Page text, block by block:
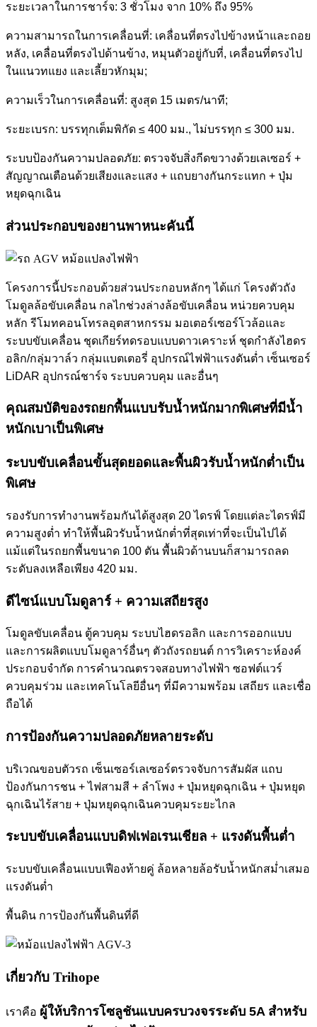
ระยะเวลาในการชาร์จ: 3 ชั่วโมง จาก 10% ถึง 95%
ความสามารถในการเคลื่อนที่: เคลื่อนที่ตรงไปข้างหน้าและถอย
หลัง, เคลื่อนที่ตรงไปด้านข้าง, หมุนตัวอยู่กับที่, เคลื่อนที่ตรงไป
ในแนวทแยง และเลี้ยวหักมุม;
ความเร็วในการเคลื่อนที่: สูงสุด 15 เมตร/นาที;
ระยะเบรก: บรรทุกเต็มพิกัด ≤ 400 มม., ไม่บรรทุก ≤ 300 มม.
ระบบป้องกันความปลอดภัย: ตรวจจับสิ่งกีดขวางด้วยเลเซอร์ +
สัญญาณเตือนด้วยเสียงและแสง + แถบยางกันกระแทก + ปุ่ม
หยุดฉุกเฉิน
ส่วนประกอบของยานพาหนะคันนี้
โครงการนี้ประกอบด้วยส่วนประกอบหลักๆ ได้แก่ โครงตัวถัง
โมดูลล้อขับเคลื่อน กลไกช่วงล่างล้อขับเคลื่อน หน่วยควบคุม
หลัก รีโมทคอนโทรลอุตสาหกรรม มอเตอร์เซอร์โวล้อและ
ระบบขับเคลื่อน ชุดเกียร์ทดรอบแบบดาวเคราะห์ ชุดกำลังไฮดร
อลิก/กลุ่มวาล์ว กลุ่มแบตเตอรี่ อุปกรณ์ไฟฟ้าแรงดันต่ำ เซ็นเซอร์
LiDAR อุปกรณ์ชาร์จ ระบบควบคุม และอื่นๆ
คุณสมบัติของรถยกพื้นแบบรับน้ำหนักมากพิเศษที่มีน้ำ
หนักเบาเป็นพิเศษ
ระบบขับเคลื่อนขั้นสุดยอดและพื้นผิวรับน้ำหนักต่ำเป็น
พิเศษ
รองรับการทำงานพร้อมกันได้สูงสุด 20 ไดรฟ์ โดยแต่ละไดรฟ์มี
ความสูงต่ำ ทำให้พื้นผิวรับน้ำหนักต่ำที่สุดเท่าที่จะเป็นไปได้
แม้แต่ในรถยกพื้นขนาด 100 ตัน พื้นผิวด้านบนก็สามารถลด
ระดับลงเหลือเพียง 420 มม.
ดีไซน์แบบโมดูลาร์ + ความเสถียรสูง
โมดูลขับเคลื่อน ตู้ควบคุม ระบบไฮดรอลิก และการออกแบบ
และการผลิตแบบโมดูลาร์อื่นๆ ตัวถังรถยนต์ การวิเคราะห์องค์
ประกอบจำกัด การคำนวณตรวจสอบทางไฟฟ้า ซอฟต์แวร์
ควบคุมร่วม และเทคโนโลยีอื่นๆ ที่มีความพร้อม เสถียร และเชื่อ
ถือได้
การป้องกันความปลอดภัยหลายระดับ
บริเวณขอบตัวรถ เซ็นเซอร์เลเซอร์ตรวจจับการสัมผัส แถบ
ป้องกันการชน + ไฟสามสี + ลำโพง + ปุ่มหยุดฉุกเฉิน + ปุ่มหยุด
ฉุกเฉินไร้สาย + ปุ่มหยุดฉุกเฉินควบคุมระยะไกล
ระบบขับเคลื่อนแบบดิฟเฟอเรนเชียล + แรงดันพื้นต่ำ
ระบบขับเคลื่อนแบบเฟืองท้ายคู่ ล้อหลายล้อรับน้ำหนักสม่ำเสมอ
แรงดันต่ำ
พื้นดิน การป้องกันพื้นดินที่ดี
เกี่ยวกับ Trihope
เราคือ ผู้ให้บริการโซลูชันแบบครบวงจรระดับ 5A สำหรับ